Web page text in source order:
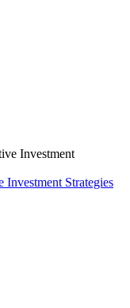
Strategies